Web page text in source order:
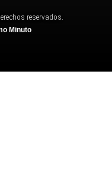
reservados.
Minuto